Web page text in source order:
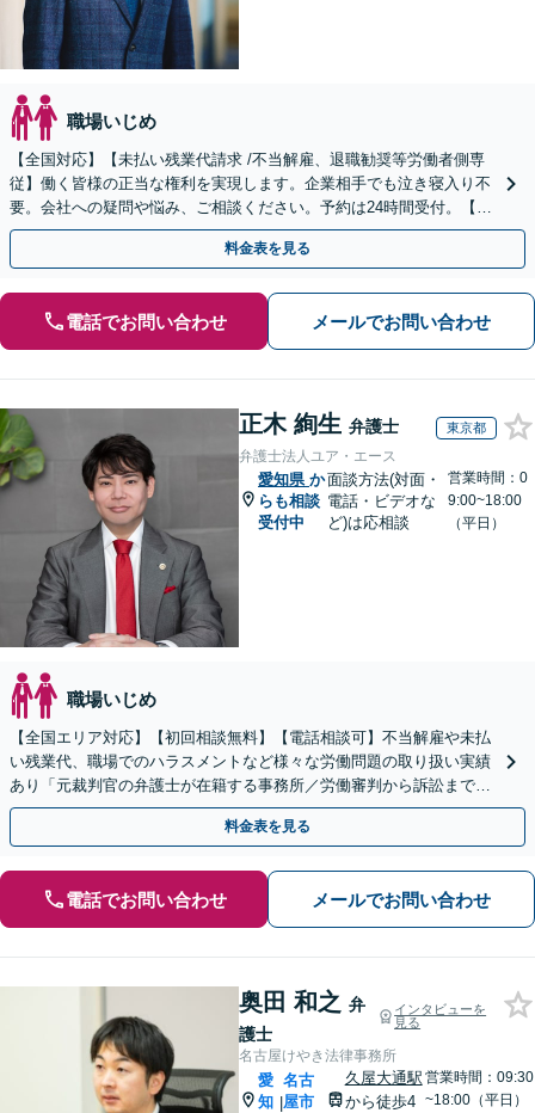
職場いじめ
【全国対応】【未払い残業代請求 /不当解雇、退職勧奨等労働者側専
従】働く皆様の正当な権利を実現します。企業相手でも泣き寝入り不
要。会社への疑問や悩み、ご相談ください。予約は24時間受付。【初
回面談無料】【夜間・休日対応可】
料金表を見る
電話でお問い合わせ メールでお問い合わせ
正木 絢生 弁護士 東京都
弁護士法人ユア・エース
愛知県 か
らも相談
受付中
面談方法(対面・
電話・ビデオな
ど)は応相談
営業時間：0
9:00~18:00
（平日）
職場いじめ
【全国エリア対応】【初回相談無料】【電話相談可】不当解雇や未払
い残業代、職場でのハラスメントなど様々な労働問題の取り扱い実績
あり「元裁判官の弁護士が在籍する事務所／労働審判から訴訟まで、
裁判官経験を活かした最適な戦略を立案」
料金表を見る
電話でお問い合わせ メールでお問い合わせ
奥田 和之 弁
護士
インタビューを
見る
名古屋けやき法律事務所
愛
知 |
名古
屋市
久屋大通駅
から徒歩4
営業時間：09:30
~18:00（平日）